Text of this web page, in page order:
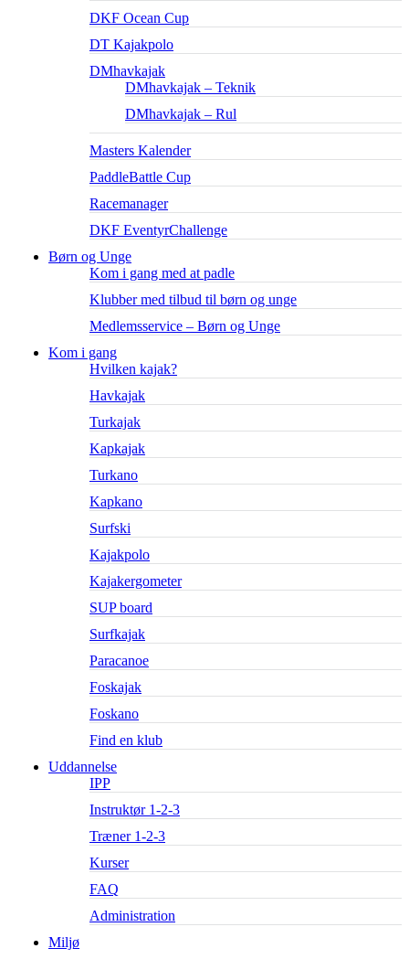
DKF Ocean Cup
DT Kajakpolo
DMhavkajak
DMhavkajak – Teknik
DMhavkajak – Rul
Masters Kalender
PaddleBattle Cup
Racemanager
DKF EventyrChallenge
Børn og Unge
Kom i gang med at padle
Klubber med tilbud til børn og unge
Medlemsservice – Børn og Unge
Kom i gang
Hvilken kajak?
Havkajak
Turkajak
Kapkajak
Turkano
Kapkano
Surfski
Kajakpolo
Kajakergometer
SUP board
Surfkajak
Paracanoe
Foskajak
Foskano
Find en klub
Uddannelse
IPP
Instruktør 1-2-3
Træner 1-2-3
Kurser
FAQ
Administration
Miljø